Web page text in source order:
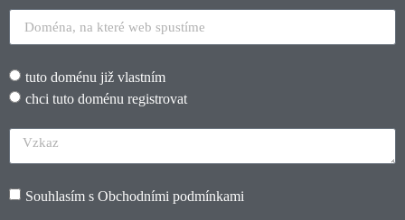
tuto doménu již vlastním
chci tuto doménu registrovat
Souhlasím s Obchodními podmínkami